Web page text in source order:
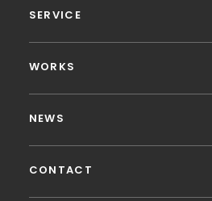
SERVICE
WORKS
NEWS
CONTACT